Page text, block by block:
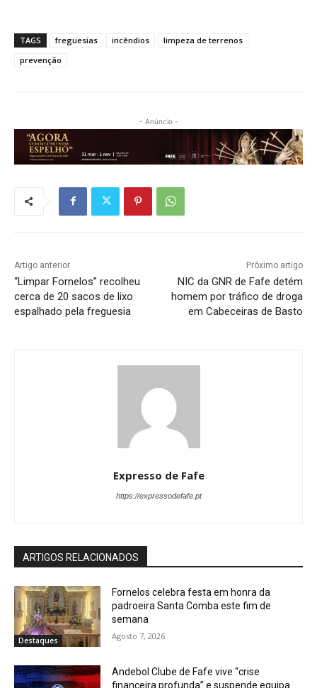
TAGS freguesias incêndios
limpeza de terrenos
prevenção
- Anúncio -
Artigo anterior
“Limpar Fornelos” recolheu
cerca de 20 sacos de lixo
espalhado pela freguesia
Próximo artigo
NIC da GNR de Fafe detém
homem por tráfico de droga
em Cabeceiras de Basto
Expresso de Fafe
https://expressodefafe.pt
ARTIGOS RELACIONADOS
Destaques
Fornelos celebra festa em honra da
padroeira Santa Comba este fim de
semana
Agosto 7, 2026
Andebol Clube de Fafe vive “crise
financeira profunda” e suspende equipa